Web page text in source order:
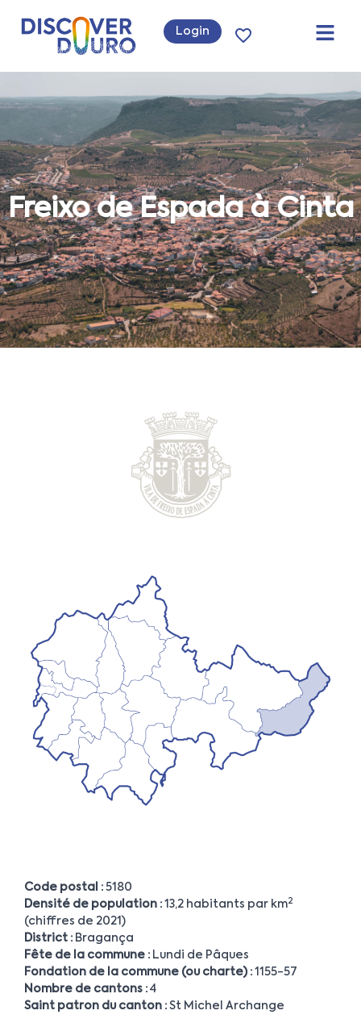
Login
Freixo de Espada à Cinta
Code postal : 5180
Densité de population : 13,2 habitants par km2
(chiffres de 2021)
District : Bragança
Fête de la commune : Lundi de Pâques
Fondation de la commune (ou charte) : 1155-57
Nombre de cantons : 4
Saint patron du canton : St Michel Archange